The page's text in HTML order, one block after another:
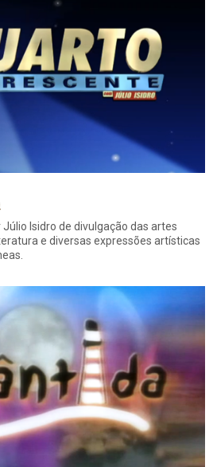
Isidro de divulgação das artes
e diversas expressões artísticas